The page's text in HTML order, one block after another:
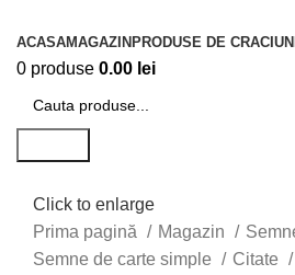
ACASAMAGAZINPRODUSE DE CRACIUN
0 produse 0.00 lei
Click to enlarge
Prima pagină
Magazin
Semne de carte simple
Citate